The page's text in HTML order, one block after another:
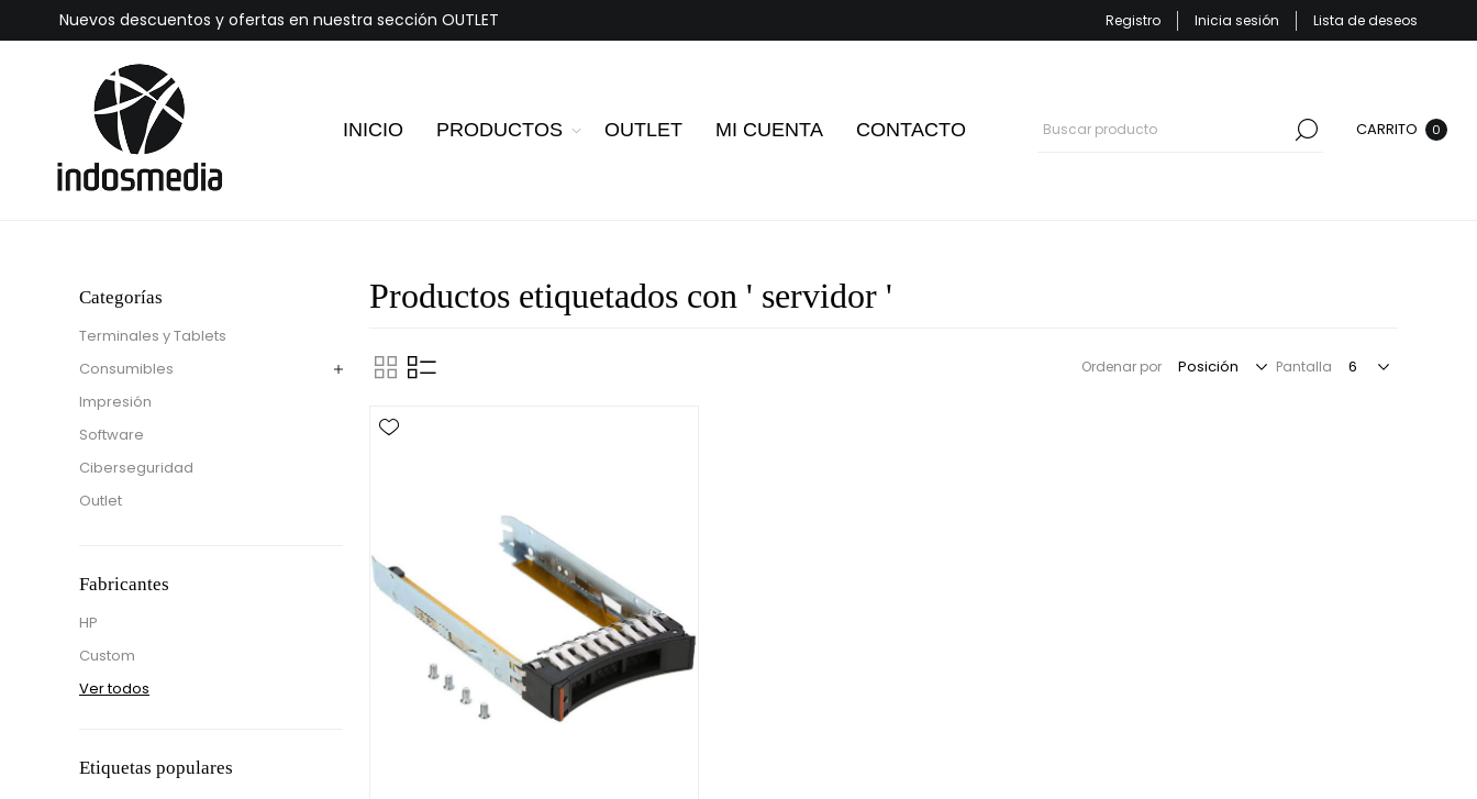
Nuevos descuentos y ofertas en nuestra sección OUTLET Registro Inicia sesión Lista de deseos
INICIO PRODUCTOS OUTLET MI CUENTA CONTACTO CARRITO 0
Categorías
Terminales y Tablets
Consumibles
Impresión
Software
Ciberseguridad
Outlet
Fabricantes
HP
Custom
Ver todos
Etiquetas populares
Productos etiquetados con ' servidor '
Ordenar por Pantalla